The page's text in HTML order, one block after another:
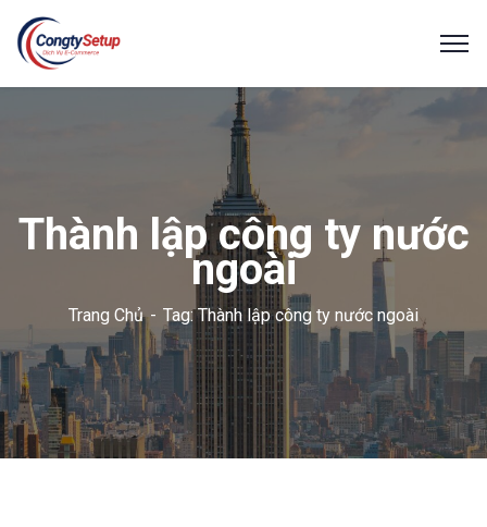
Thành lập công ty nước
ngoài
Trang Chủ Tag: Thành lập công ty nước ngoài